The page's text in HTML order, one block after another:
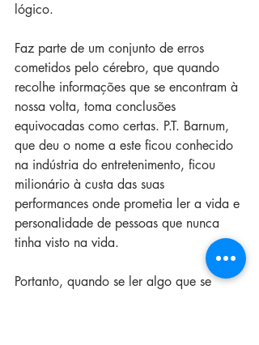
lógico.
Faz parte de um conjunto de erros
cometidos pelo cérebro, que quando
recolhe informações que se encontram à
nossa volta, toma conclusões
equivocadas como certas. P.T. Barnum,
que deu o nome a este ficou conhecido
na indústria do entretenimento, ficou
milionário à custa das suas
performances onde prometia ler a vida e
personalidade de pessoas que nunca
tinha visto na vida.
Portanto, quando se ler algo que se